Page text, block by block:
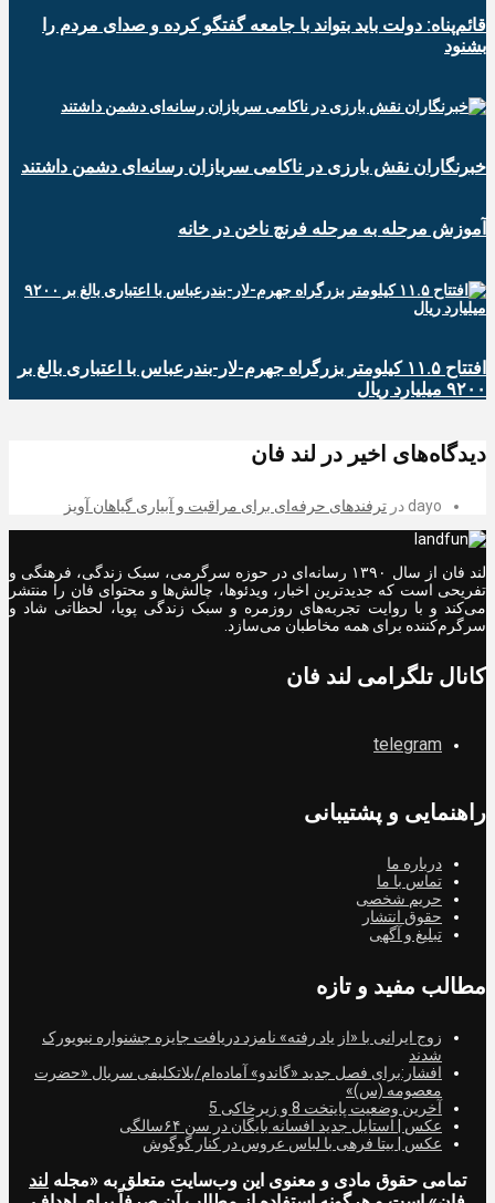
قائم‌پناه: دولت باید بتواند با جامعه گفتگو کرده و صدای مردم را
بشنود
خبرنگاران نقش بارزی در ناکامی سربازان رسانه‌ای دشمن داشتند
آموزش مرحله به مرحله فرنچ ناخن در خانه
افتتاح ۱۱.۵ کیلومتر بزرگراه جهرم-لار-بندرعباس با اعتباری بالغ بر
۹۲۰۰ میلیارد ریال
دیدگاه‌های اخیر در لند فان
dayo در ترفندهای حرفه‌ای برای مراقبت و آبیاری گیاهان آویز
لند فان از سال ۱۳۹۰ رسانه‌ای در حوزه سرگرمی، سبک زندگی، فرهنگی و
تفریحی است که جدیدترین اخبار، ویدئوها، چالش‌ها و محتوای فان را منتشر
می‌کند و با روایت تجربه‌های روزمره و سبک زندگی پویا، لحظاتی شاد و
سرگرم‌کننده برای همه مخاطبان می‌سازد.
کانال تلگرامی لند فان
telegram
راهنمایی و پشتیبانی
درباره ما
تماس با ما
حریم شخصی
حقوق انتشار
تبلیغ و آگهی
مطالب مفید و تازه
زوج ایرانی با «از یاد رفته» نامزد دریافت جایزه جشنواره نیویورک
شدند
افشار:برای فصل جدید «گاندو» آماده‌ام/بلاتکلیفی سریال «حضرت
معصومه (س)»
آخرین وضعیت پایتخت 8 و زیرخاکی 5
عکس | استایل جدید افسانه بایگان در سن ۶۴سالگی
عکس | بیتا فرهی با لباس عروس در کنار گوگوش
تمامی حقوق مادی و معنوی این وب‌سایت متعلق به «مجله لند